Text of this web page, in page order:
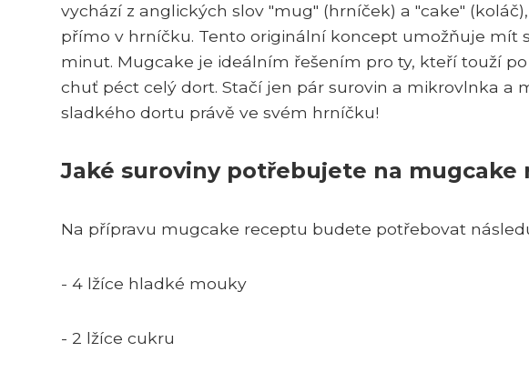
vychází z anglických slov "mug" (hrníček) a "cake"
přímo v hrníčku. Tento originální koncept umožňuje mít
minut. Mugcake je ideálním řešením pro ty, kteří touží
chuť péct celý dort. Stačí jen pár surovin a mikrovlnka a
sladkého dortu právě ve svém hrníčku!
Jaké suroviny potřebujete na mugcake
Na přípravu mugcake receptu budete potřebovat
- 4 lžíce hladké mouky
- 2 lžíce cukru